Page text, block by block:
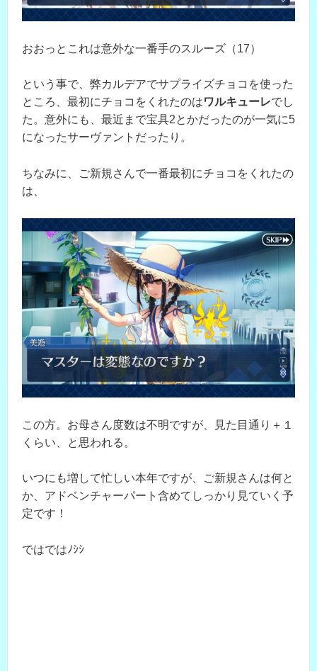
おおっとこれは意外な一番手のスルーズ（17）
という事で、弊カルデアでサプライズチョコを使った
ところ、最初にチョコをくれたのはワルキューレでし
た。意外にも、最近まで宝具2とかだったのが一気に5
になったサーヴァントだったり。
ちなみに、ご新規さんで一番最初にチョコをくれたの
は、
この方。お母さん度数は不明ですが、見た目通り＋１
くらい、と思われる。
いつにも増して忙しい本年ですが、ご新規さんは何と
か、アドベンチャーパート含めてしっかり見ていく予
定です！
ではではﾉｼｼ